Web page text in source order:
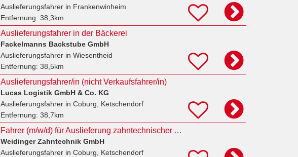
Auslieferungsfahrerin Frankenwinheim
Entfernung: 38,3km
Auslieferungsfahrer in der Bäckerei
Fackelmanns Backstube GmbH
Auslieferungsfahrerin Wiesentheid
Entfernung: 38,5km
Auslieferungsfahrer/in (nicht Verkaufsfahrer/in)
Lucas Logistik GmbH & Co. KG
Auslieferungsfahrerin Coburg, Ketschendorf
Entfernung: 38,7km
Fahrer (m/w/d) für Auslieferung zahntechnischer Arbeiten auf Minijob-Basis gesucht
Weidinger Zahntechnik GmbH
Auslieferungsfahrerin Coburg, Ketschendorf